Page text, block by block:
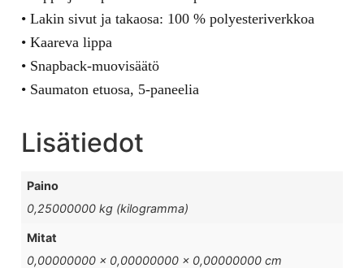
• Lakin sivut ja takaosa: 100 % polyesteriverkkoa
• Kaareva lippa
• Snapback-muovisäätö
• Saumaton etuosa, 5-paneelia
Lisätiedot
Paino
0,25000000 kg (kilogramma)
Mitat
0,00000000 × 0,00000000 × 0,00000000 cm